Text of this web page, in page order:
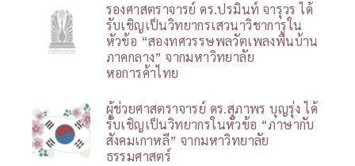
รองศาสตราจารย์ ดร.ปรมินท์ จารุวร ได้
รับเชิญเป็นวิทยากรเสวนาวิชาการใน
หัวข้อ “สองทศวรรษพลวัตเพลงพื้นบ้าน
ภาคกลาง” จากมหาวิทยาลัย
หอการค้าไทย
ผู้ช่วยศาสตราจารย์ ดร.สุภาพร บุญรุ่ง ได้
รับเชิญเป็นวิทยากรในหัวข้อ “ภาษากับ
สังคมเกาหลี” จากมหาวิทยาลัย
ธรรมศาสตร์